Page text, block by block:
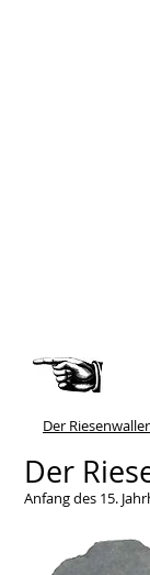
Der
Der
Anfang des 15.